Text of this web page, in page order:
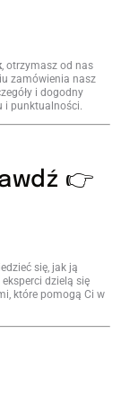
, otrzymasz od nas
zamówienia nasz
i dogodny
i punktualności.
👉
się, jak ją
dzielą się
które pomogą Ci w